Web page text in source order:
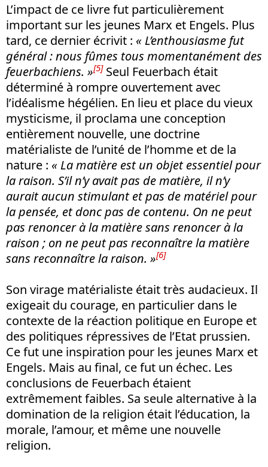
L’impact de ce livre fut particulièrement
important sur les jeunes Marx et Engels. Plus
tard, ce dernier écrivit : « L’enthousiasme fut
général : nous fûmes tous momentanément des
feuerbachiens. »[5]Seul Feuerbach était
déterminé à rompre ouvertement avec
l’idéalisme hégélien. En lieu et place du vieux
mysticisme, il proclama une conception
entièrement nouvelle, une doctrine
matérialiste de l’unité de l’homme et de la
nature : « La matière est un objet essentiel pour
la raison. S’il n’y avait pas de matière, il n’y
aurait aucun stimulant et pas de matériel pour
la pensée, et donc pas de contenu. On ne peut
pas renoncer à la matière sans renoncer à la
raison ; on ne peut pas reconnaître la matière
sans reconnaître la raison. »[6]
Son virage matérialiste était très audacieux. Il
exigeait du courage, en particulier dans le
contexte de la réaction politique en Europe et
des politiques répressives de l’Etat prussien.
Ce fut une inspiration pour les jeunes Marx et
Engels. Mais au final, ce fut un échec. Les
conclusions de Feuerbach étaient
extrêmement faibles. Sa seule alternative à la
domination de la religion était l’éducation, la
morale, l’amour, et même une nouvelle
religion.